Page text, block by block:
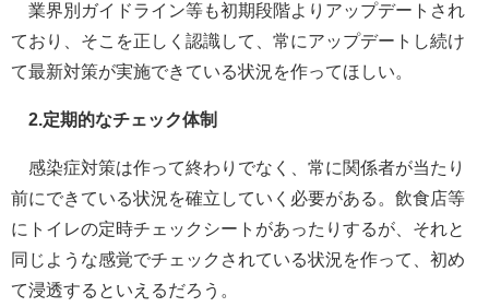
業界別ガイドライン等も初期段階よりアップデートされ
ており、そこを正しく認識して、常にアップデートし続け
て最新対策が実施できている状況を作ってほしい。
2.定期的なチェック体制
感染症対策は作って終わりでなく、常に関係者が当たり
前にできている状況を確立していく必要がある。飲食店等
にトイレの定時チェックシートがあったりするが、それと
同じような感覚でチェックされている状況を作って、初め
て浸透するといえるだろう。